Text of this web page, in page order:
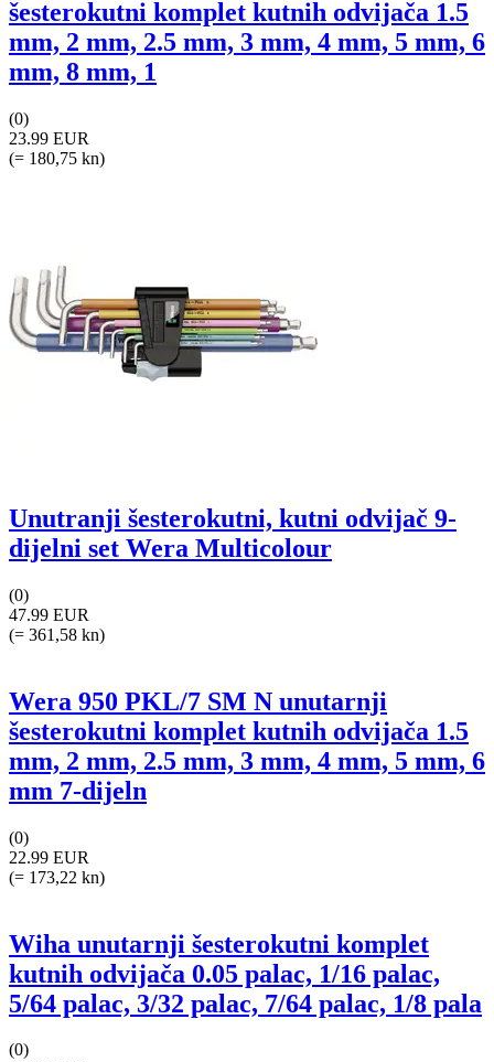
šesterokutni komplet kutnih odvijača 1.5
mm, 2 mm, 2.5 mm, 3 mm, 4 mm, 5 mm, 6
mm, 8 mm, 1
(0)
23.99 EUR
(= 180,75 kn)
Unutranji šesterokutni, kutni odvijač 9-
dijelni set Wera Multicolour
(0)
47.99 EUR
(= 361,58 kn)
Wera 950 PKL/7 SM N unutarnji
šesterokutni komplet kutnih odvijača 1.5
mm, 2 mm, 2.5 mm, 3 mm, 4 mm, 5 mm, 6
mm 7-dijeln
(0)
22.99 EUR
(= 173,22 kn)
Wiha unutarnji šesterokutni komplet
kutnih odvijača 0.05 palac, 1/16 palac,
5/64 palac, 3/32 palac, 7/64 palac, 1/8 pala
(0)